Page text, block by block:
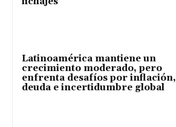
Latinoamérica mantiene un
crecimiento moderado, pero
enfrenta desafíos por inflación,
deuda e incertidumbre global